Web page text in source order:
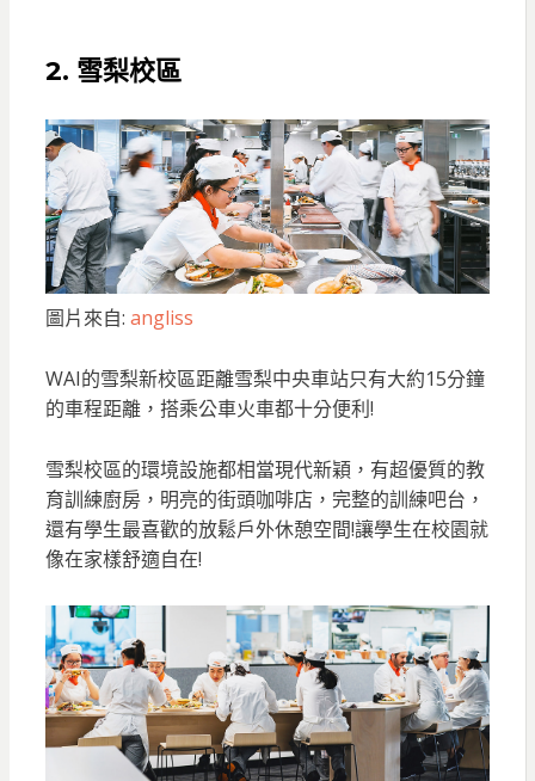
2. 雪梨校區
圖片來自: angliss
WAI的雪梨新校區距離雪梨中央車站只有大約15分鐘
的車程距離，搭乘公車火車都十分便利!
雪梨校區的環境設施都相當現代新穎，有超優質的教
育訓練廚房，明亮的街頭咖啡店，完整的訓練吧台，
還有學生最喜歡的放鬆戶外休憩空間!讓學生在校園就
像在家樣舒適自在!